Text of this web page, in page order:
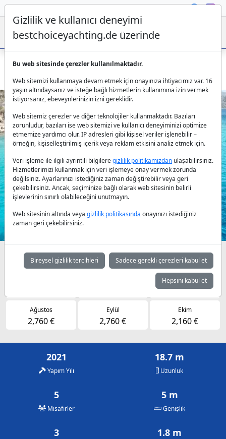
Motor Bot Fundamental B – Marmaris Çıkışlı Kaptanlı 18.7m
Previous Next
Müsaitlik durumuna göre günlük fiyatlar
Temmuz
2,760 €
Ağustos
2,760 €
Eylül
2,760 €
Ekim
2,160 €
2021
Yapım Yılı
18.7 m
Uzunluk
5
Misafirler
5 m
Genişlik
3 1.8 m
Gizlilik ve kullanıcı deneyimi
bestchoiceyachting.de üzerinde
Bu web sitesinde çerezler kullanılmaktadır.
Web sitemizi kullanmaya devam etmek için onayınıza ihtiyacımız var. 16
yaşın altındaysanız ve isteğe bağlı hizmetlerin kullanımına izin vermek
istiyorsanız, ebeveynlerinizin izni gereklidir.
Web sitemiz çerezler ve diğer teknolojiler kullanmaktadır. Bazıları
zorunludur, bazıları ise web sitemizi ve kullanıcı deneyiminizi optimize
etmemize yardımcı olur. IP adresleri gibi kişisel veriler işlenebilir –
örneğin, kişiselleştirilmiş içerik veya reklam etkisini analiz etmek için.
Veri işleme ile ilgili ayrıntılı bilgileregizlilik politikamızdan ulaşabilirsiniz.
Hizmetlerimizi kullanmak için veri işlemeye onay vermek zorunda
değilsiniz. Ayarlarınızı istediğiniz zaman değiştirebilir veya geri
çekebilirsiniz. Ancak, seçiminize bağlı olarak web sitesinin belirli
işlevlerinin sınırlı olabileceğini unutmayın.
Web sitesinin altında veya gizlilik politikasında onayınızı istediğiniz
zaman geri çekebilirsiniz.
Bireysel gizlilik tercihleri Sadece gerekli çerezleri kabul et
Hepsini kabul et